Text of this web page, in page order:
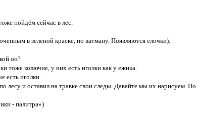
пойдём сейчас в лес.
в зеленой краске, по ватману. Появляются елочки).
он?
тоже колючие, у них есть иголки как у ежика.
есть иголки.
лесу и оставил на травке свои следы. Давайте мы их нарисуем.
- палитра»)